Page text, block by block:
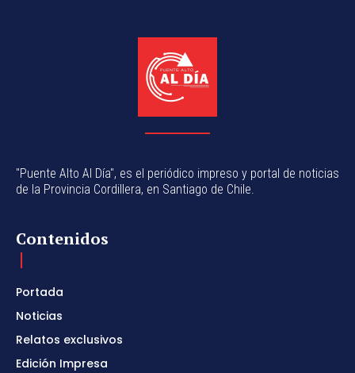
"Puente Alto Al Día", es el periódico impreso y portal de noticias
de la Provincia Cordillera, en Santiago de Chile.
Contenidos
Portada
Noticias
Relatos exclusivos
Edición Impresa